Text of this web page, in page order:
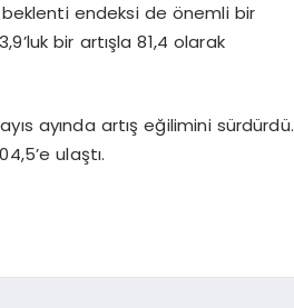
beklenti endeksi de önemli bir
bir artışla 81,4 olarak
ayında artış eğilimini sürdürdü.
ulaştı.